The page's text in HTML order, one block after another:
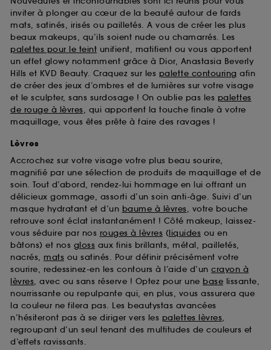
inviter à plonger au cœur de la beauté autour de fards
mats, satinés, irisés ou pailletés. A vous de créer les plus
beaux makeups, qu’ils soient nude ou chamarrés. Les
palettes pour le teint unifient, matifient ou vous apportent
un effet glowy notamment grâce à Dior, Anastasia Beverly
Hills et KVD Beauty. Craquez sur les palette contouring afin
de créer des jeux d’ombres et de lumières sur votre visage
et le sculpter, sans surdosage ! On oublie pas les palettes
de rouge à lèvres, qui apportent la touche finale à votre
maquillage, vous êtes prête à faire des ravages !
Lèvres
Accrochez sur votre visage votre plus beau sourire,
magnifié par une sélection de produits de maquillage et de
soin. Tout d’abord, rendez-lui hommage en lui offrant un
délicieux gommage, assorti d’un soin anti-âge. Suivi d’un
masque hydratant et d’un baume à lèvres, votre bouche
retrouve sont éclat instantanément ! Côté makeup, laissez-
vous séduire par nos rouges à lèvres (liquides ou en
bâtons) et nos gloss aux finis brillants, métal, pailletés,
nacrés, mats ou satinés. Pour définir précisément votre
sourire, redessinez-en les contours à l’aide d’un crayon à
lèvres, avec ou sans réserve ! Optez pour une base lissante,
nourrissante ou repulpante qui, en plus, vous assurera que
la couleur ne filera pas. Les beautystas avancées
n’hésiteront pas à se diriger vers les palettes lèvres,
regroupant d’un seul tenant des multitudes de couleurs et
d’effets ravissants.
d’en améliorer la performance.
Cookies de sécurisation des paiements en ligne :
ils nous permettent de lutter notamment contre les
fraudes aux moyens de paiement et les
usurpations d’identité.
Cookies fonctionnels :il s’agit de cookies
permettant l’affichage et/ou la fourniture de
certaines fonctionnalités du site, tel que les
cookies d’authentification qui sont utilisés afin de
vous faire bénéficier de l’authentification
sans saisir à nouveau votre identifiant et mot de
passe.
A l'exception des cookies techniques, le dépôt et la
lecture de ces traceurs requiert votre accord. Vous
pouvez personnaliser vos choix concernant le dépôt
de ces cookies grâce au bouton "personnaliser mes
choix" ci-dessous ou décider de "tout accepter".
Sephora pourra associer les informations de
navigation collectées par ces Cookies, pour les
finalités acceptées, avec les données personnelles
collectées ou générées lors de votre activité en ligne
ou en magasin. Pour refuser tous les cookies, cliques
sur "continuer sans accepter". Voous pouvez à tout
moment choisir de retirer votrte consentement. Si vous